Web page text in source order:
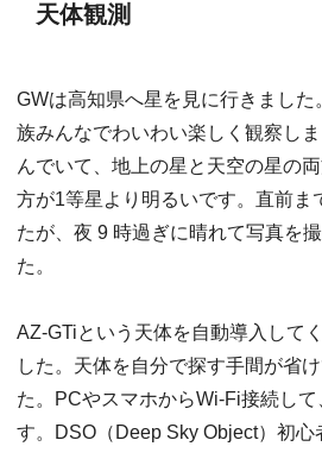
天体観測
GWは高知県へ星を見に行きました
族みんなでわいわい楽しく観察し
んでいて、地上の星と天空の星の
方が1等星より明るいです。直前ま
たが、夜 9 時過ぎに晴れて写真を
た。
AZ-GTiという天体を自動導入して
した。天体を自分で探す手間が省
た。PCやスマホからWi-Fi接続して
す。DSO（Deep Sky Object）初心